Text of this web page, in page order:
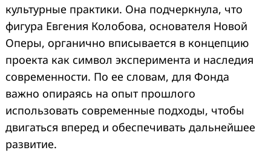
культурные практики. Она подчеркнула, что
фигура Евгения Колобова, основателя Новой
Оперы, органично вписывается в концепцию
проекта как символ эксперимента и наследия
современности. По ее словам, для Фонда
важно опираясь на опыт прошлого
использовать современные подходы, чтобы
двигаться вперед и обеспечивать дальнейшее
развитие.